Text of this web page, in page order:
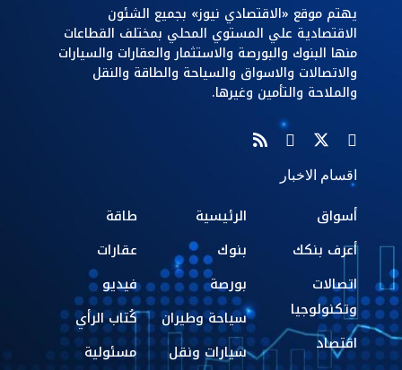
يهتم موقع «الاقتصادي نيوز» بجميع الشئون
الاقتصادية علي المستوي المحلي بمختلف القطاعات
منها البنوك والبورصة والاستثمار والعقارات والسيارات
والاتصالات والاسواق والسياحة والطاقة والنقل
والملاحة والتأمين وغيرها.
اقسام الاخبار
أسواق
أعرف بنكك
اتصالات
وتكنولوجيا
اقتصاد
الرئيسية
بنوك
بورصة
سياحة وطيران
سيارات ونقل
طاقة
عقارات
فيديو
كُتاب الرأي
مسئولية